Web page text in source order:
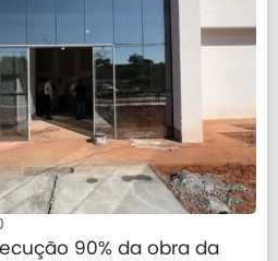
90% da obra da